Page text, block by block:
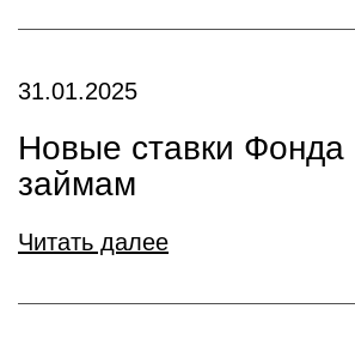
31.01.2025
Новые ставки Фонда
займам
Читать далее